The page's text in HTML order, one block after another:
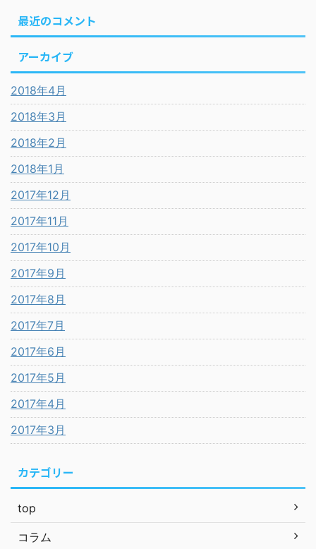
最近のコメント
アーカイブ
2018年4月
2018年3月
2018年2月
2018年1月
2017年12月
2017年11月
2017年10月
2017年9月
2017年8月
2017年7月
2017年6月
2017年5月
2017年4月
2017年3月
カテゴリー
top
コラム